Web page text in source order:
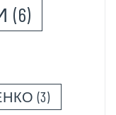
(6)
(3)